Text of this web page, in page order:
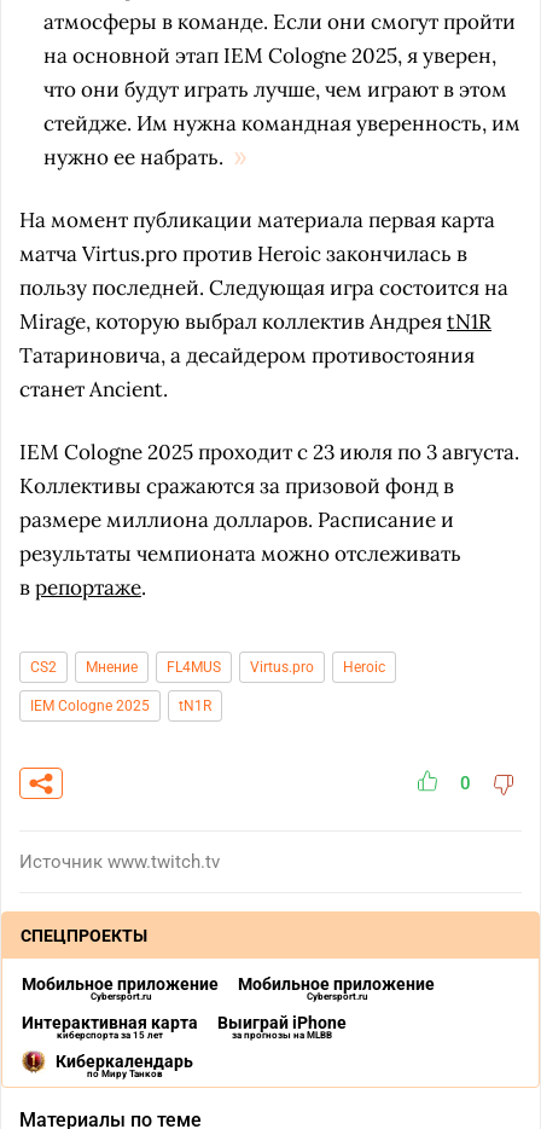
атмосферы в команде. Если они смогут пройти
на основной этап IEM Cologne 2025, я уверен,
что они будут играть лучше, чем играют в этом
стейдже. Им нужна командная уверенность, им
нужно ее набрать.
На момент публикации материала первая карта
матча Virtus.pro против Heroic закончилась в
пользу последней. Следующая игра состоится на
Mirage, которую выбрал коллектив АндреяtN1R
Татариновича, а десайдером противостояния
станет Ancient.
IEM Cologne 2025 проходит с 23 июля по 3 августа.
Коллективы сражаются за призовой фонд в
размере миллиона долларов. Расписание и
результаты чемпионата можно отслеживать
врепортаже.
CS2 Мнение FL4MUS Virtus.pro Heroic
IEM Cologne 2025 tN1R
0
Источник www.twitch.tv
СПЕЦПРОЕКТЫ
Мобильное приложение
Cybersport.ru
Мобильное приложение
Cybersport.ru
Интерактивная карта
киберспорта за 15 лет
Выиграй iPhone
за прогнозы на MLBB
Киберкалендарь
по Миру Танков
Материалы по теме